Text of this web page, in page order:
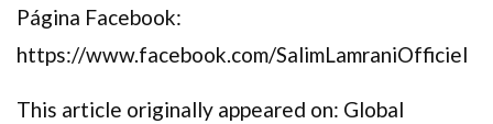
Página Facebook:
https://www.facebook.com/SalimLamraniOfficiel
This article originally appeared on: Global